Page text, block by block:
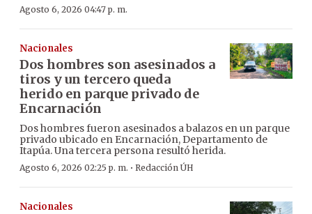
Agosto 6, 2026 04:47 p. m.
Nacionales
Dos hombres son asesinados a
tiros y un tercero queda
herido en parque privado de
Encarnación
Dos hombres fueron asesinados a balazos en un parque
privado ubicado en Encarnación, Departamento de
Itapúa. Una tercera persona resultó herida.
Agosto 6, 2026 02:25 p. m. · Redacción ÚH
Nacionales